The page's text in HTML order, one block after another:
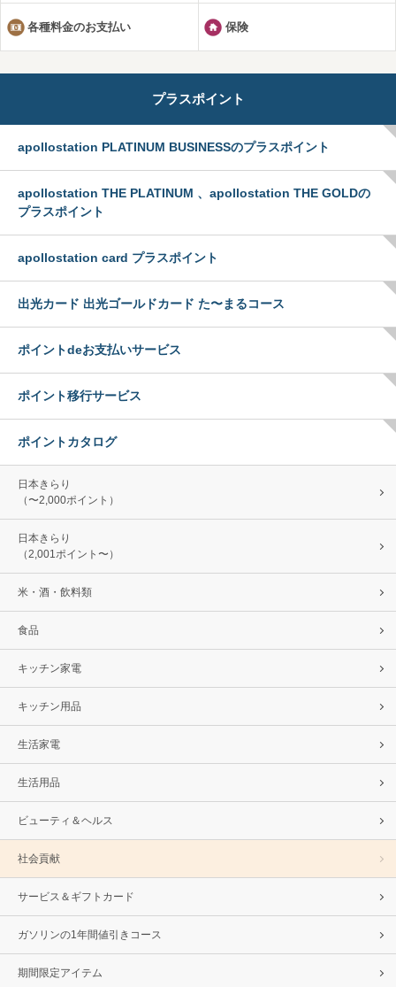
各種料金のお支払い 保険
プラスポイント
apollostation PLATINUM BUSINESSのプラスポイント
apollostation THE PLATINUM 、apollostation THE GOLDの
プラスポイント
apollostation card プラスポイント
出光カード 出光ゴールドカード た〜まるコース
ポイントdeお支払いサービス
ポイント移行サービス
ポイントカタログ
日本きらり
（〜2,000ポイント）
日本きらり
（2,001ポイント〜）
米・酒・飲料類
食品
キッチン家電
キッチン用品
生活家電
生活用品
ビューティ＆ヘルス
社会貢献
サービス＆ギフトカード
ガソリンの1年間値引きコース
期間限定アイテム